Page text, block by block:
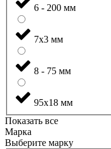
6 - 200 мм
7x3 мм
8 - 75 мм
95x18 мм
Показать все
Марка
Выберите марку